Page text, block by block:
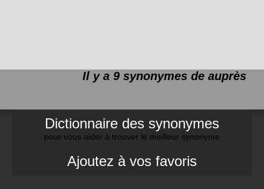
Il y a 9 synonymes de auprès
Dictionnaire des synonymes
pour vous aider à trouver le meilleur synonyme
Ajoutez à vos favoris